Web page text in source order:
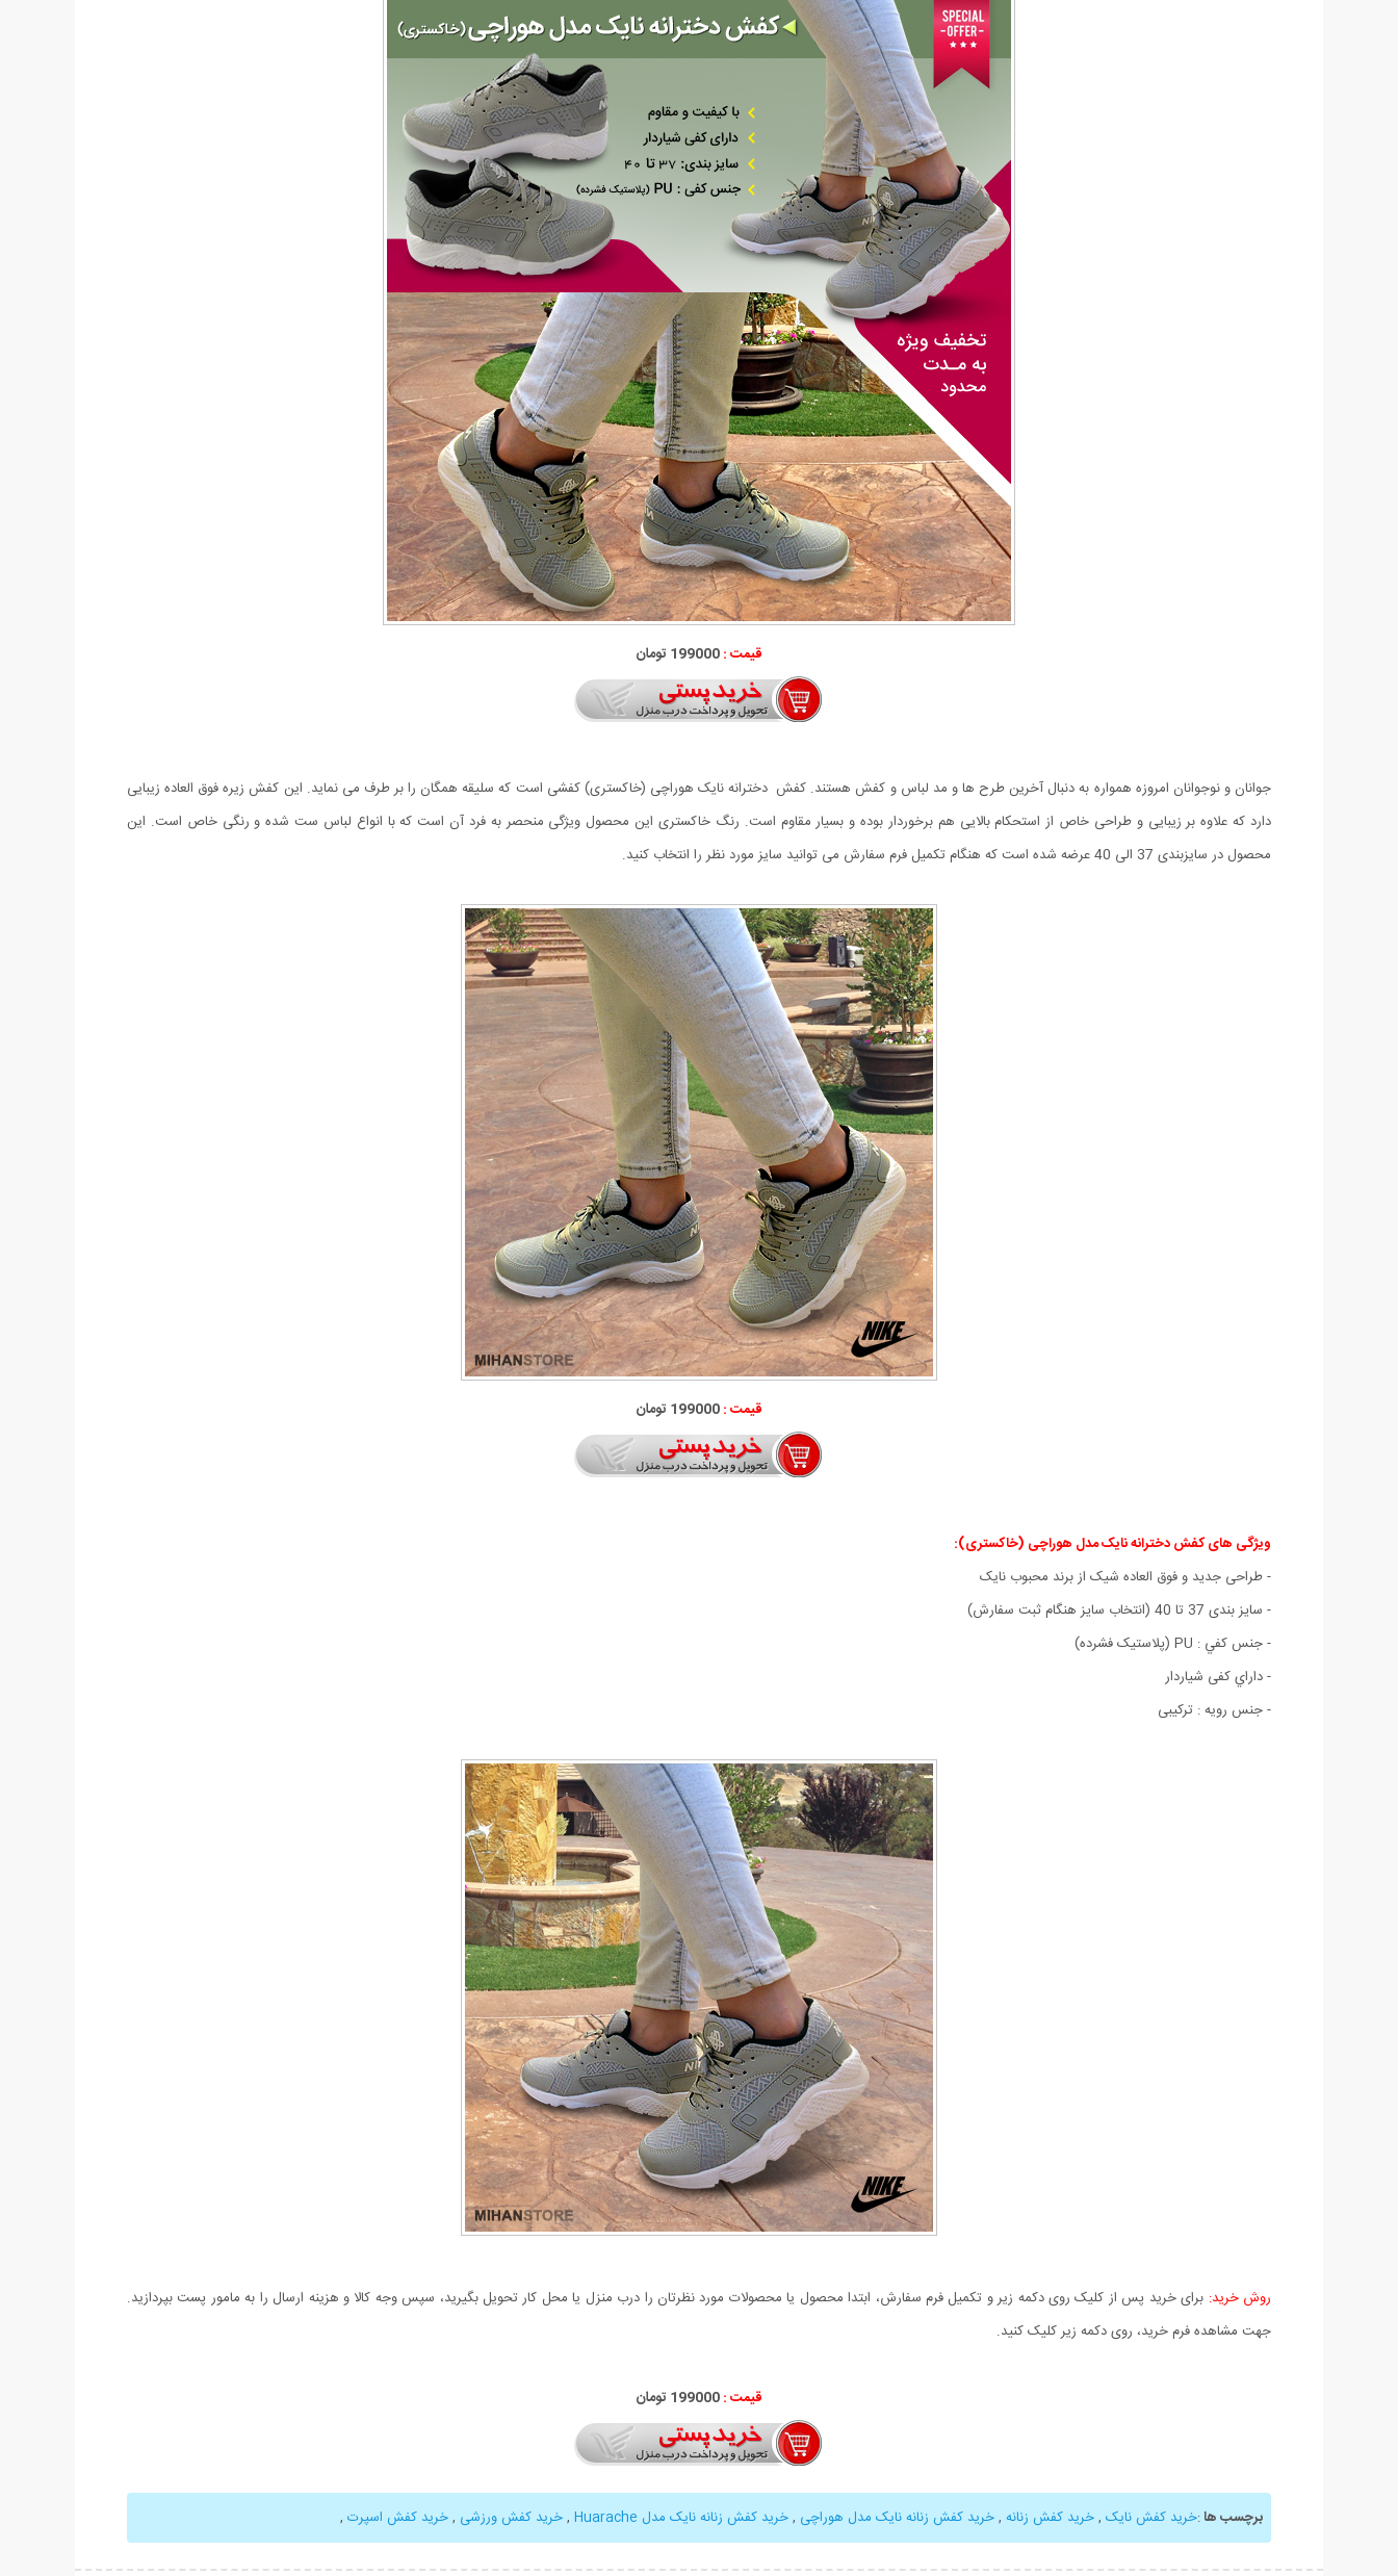
قیمت :199000 تومان
جوانان و نوجوانان امروزه همواره به دنبال آخرین طرح ها و مد لباس و کفش هستند. کفش دخترانه نایک هوراچی (خاکستری) کفشی است که سلیقه همگان را بر طرف می نماید. این کفش زیره فوق العاده زیبایی
دارد که علاوه بر زیبایی و طراحی خاص از استحکام بالایی هم برخوردار بوده و بسیار مقاوم است. رنگ خاکستری این محصول ویژگی منحصر به فرد آن است که با انواع لباس ست شده و رنگی خاص است. این
محصول در سایزبندی 37 الی 40 عرضه شده است که هنگام تکمیل فرم سفارش می توانید سایز مورد نظر را انتخاب کنید.
قیمت :199000 تومان
ویژگی های کفش دخترانه نایک مدل هوراچی (خاکستری):
- طراحی جديد و فوق العاده شيک از برند محبوب نایک
- سايز بندی 37 تا 40 (انتخاب سايز هنگام ثبت سفارش)
- جنس کفي : PU (پلاستيک فشرده)
- داراي کفی شياردار
- جنس رویه : ترکیبی
روش خرید: برای خرید پس از کلیک روی دکمه زیر و تکمیل فرم سفارش، ابتدا محصول یا محصولات مورد نظرتان را درب منزل یا محل کار تحویل بگیرید، سپس وجه کالا و هزینه ارسال را به مامور پست بپردازید.
جهت مشاهده فرم خرید، روی دکمه زیر کلیک کنید.
قیمت :199000 تومان
برچسب ها:خرید کفش نایک ,خرید کفش زنانه ,خرید کفش زنانه نایک مدل هوراچی ,خرید کفش زنانه نایک مدل Huarache ,خرید کفش ورزشی ,خرید کفش اسپرت ,